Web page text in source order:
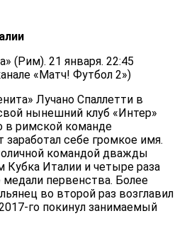
(Рим). 21 января. 22:45
«Матч! Футбол 2»)
Лучано Спаллетти в
нынешний клуб «Интер»
в римской команде
заработал себе громкое имя.
командой дважды
Кубка Италии и четыре раза
первенства. Более
во второй раз возглавил
го покинул занимаемый